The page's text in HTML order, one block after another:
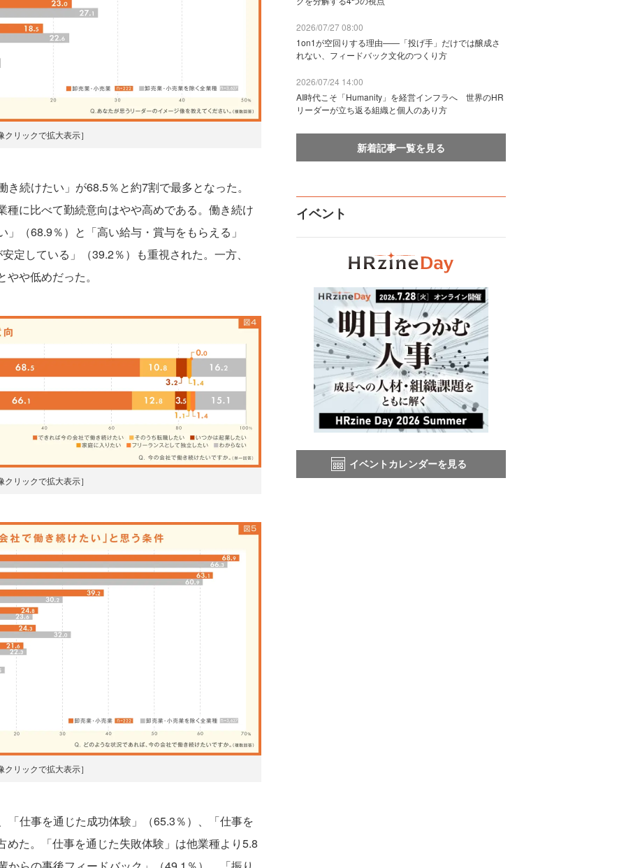
クリックで拡大表示］
続けたい」が68.5％と約7割で最多となった。
に比べて勤続意向はやや高めである。働き続け
（68.9％）と「高い給与・賞与をもらえる」
定している」（39.2％）も重視された。一方、
や低めだった。
クリックで拡大表示］
クリックで拡大表示］
仕事を通じた成功体験」（65.3％）、「仕事を
た。「仕事を通じた失敗体験」は他業種より5.8
2026/07/27 08:00
1on1が空回りする理由——「投げ手」だけでは醸成さ
れない、フィードバック文化のつくり方
2026/07/24 14:00
AI時代こそ「Humanity」を経営インフラへ 世界のHR
リーダーが立ち返る組織と個人のあり方
新着記事一覧を見る
イベント
イベントカレンダーを見る